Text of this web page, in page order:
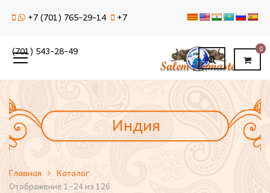
+7 (701) 765-29-14 +7
(701) 543-28-49 0
Индия
Главная Каталог
Отображение 1–24 из 126